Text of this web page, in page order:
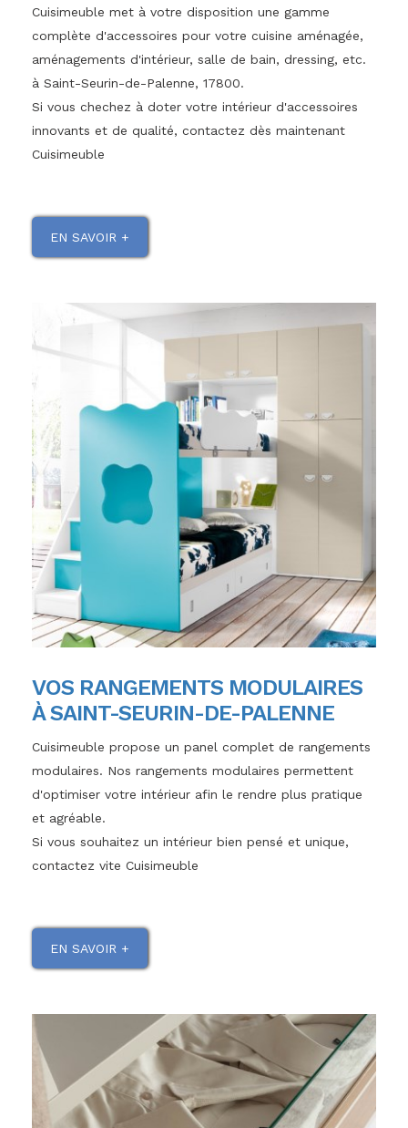
Cuisimeuble met à votre disposition une gamme
complète d'accessoires pour votre cuisine aménagée,
aménagements d'intérieur, salle de bain, dressing, etc.
à Saint-Seurin-de-Palenne, 17800.
Si vous chechez à doter votre intérieur d'accessoires
innovants et de qualité, contactez dès maintenant
Cuisimeuble
EN SAVOIR +
VOS RANGEMENTS MODULAIRES
À SAINT-SEURIN-DE-PALENNE
Cuisimeuble propose un panel complet de rangements
modulaires. Nos rangements modulaires permettent
d'optimiser votre intérieur afin le rendre plus pratique
et agréable.
Si vous souhaitez un intérieur bien pensé et unique,
contactez vite Cuisimeuble
EN SAVOIR +